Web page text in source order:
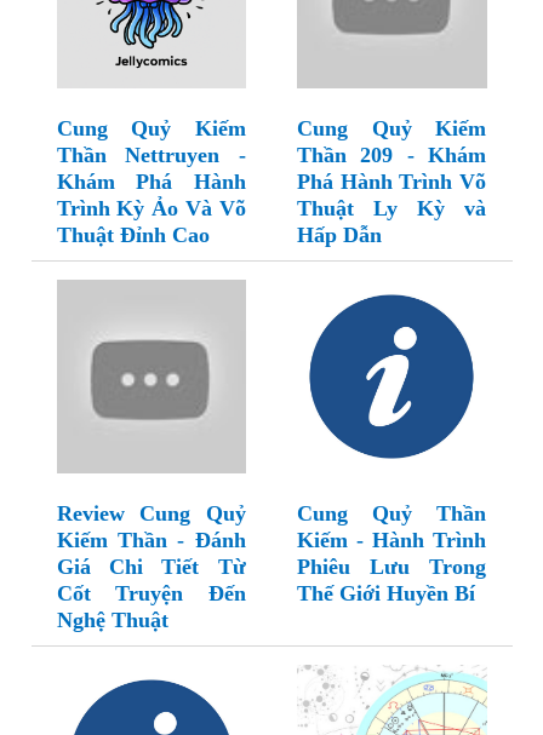
Cung Quỷ Kiếm
Thần Nettruyen -
Khám Phá Hành
Trình Kỳ Ảo Và Võ
Thuật Đỉnh Cao
Cung Quỷ Kiếm
Thần 209 - Khám
Phá Hành Trình Võ
Thuật Ly Kỳ và
Hấp Dẫn
Review Cung Quỷ
Kiếm Thần - Đánh
Giá Chi Tiết Từ
Cốt Truyện Đến
Nghệ Thuật
Cung Quỷ Thần
Kiếm - Hành Trình
Phiêu Lưu Trong
Thế Giới Huyền Bí